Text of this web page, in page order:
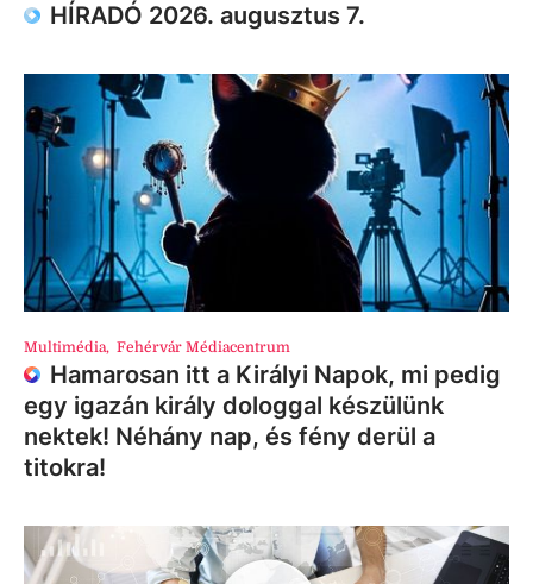
HÍRADÓ 2026. augusztus 7.
Multimédia, Fehérvár Médiacentrum
Hamarosan itt a Királyi Napok, mi pedig
egy igazán király dologgal készülünk
nektek! Néhány nap, és fény derül a
titokra!